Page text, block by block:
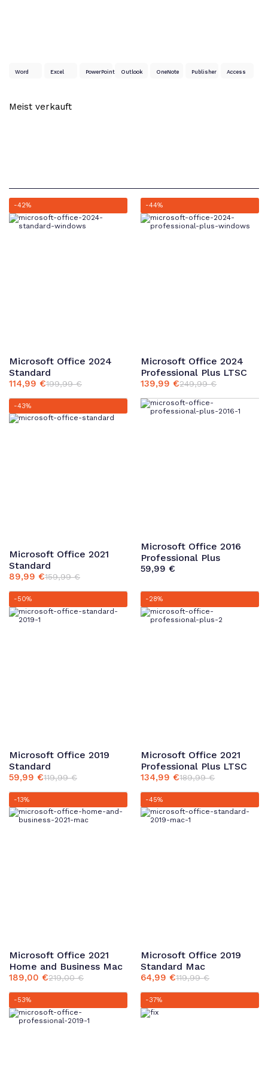
Word Excel PowerPoint Outlook OneNote Publisher Access
-42%
Microsoft Office 2024
Standard
199,99€
Ursprünglicher
Preis
war:
199,99 €
114,99 €
Aktueller
Preis
ist:
114,99 €.
-43%
Microsoft Office 2021
Standard
159,99€
Ursprünglicher
Preis
war:
159,99 €
89,99 €
Aktueller
Preis
ist:
89,99 €.
Microsoft Office 2016
Professional Plus
59,99€
-50%
Microsoft Office 2019
Standard
119,99€
Ursprünglicher
Preis
war:
119,99 €
59,99 €
Aktueller
Preis
ist:
59,99 €.
-44%
Microsoft Office 2024
Professional Plus LTSC
249,99€
Ursprünglicher
Preis
war:
139,99€
Aktueller
Preis
ist:
-28%
Microsoft Office 2021
Professional Plus LTSC
189,99€
Ursprünglicher
Preis
war:
189,99 €
134,99€
Aktueller
Preis
ist:
134,99 €.
-13%
Microsoft Office 2021
Home and Business Mac
219,00€
Ursprünglicher
Preis
war:
219,00 €
189,00 €
Aktueller
Preis
ist:
189,00 €.
-45%
Microsoft Office 2019
Standard Mac
119,99€
Ursprünglicher
Preis
war:
119,99 €
64,99€
Aktueller
Preis
ist:
64,99 €.
-53% -37%